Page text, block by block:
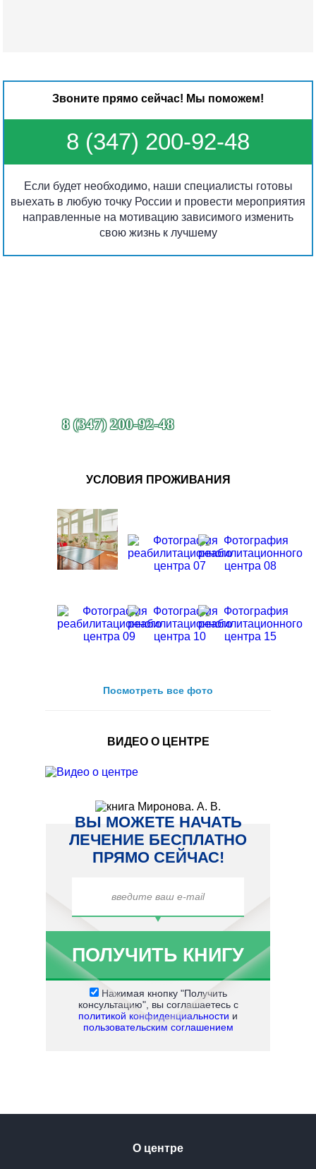
Звоните прямо сейчас! Мы поможем!
8 (347) 200-92-48
Если будет необходимо, наши специалисты готовы
выехать в любую точку России и провести мероприятия
направленные на мотивацию зависимого изменить
свою жизнь к лучшему
8 (347) 200-92-48
УСЛОВИЯ ПРОЖИВАНИЯ
Посмотреть все фото
ВИДЕО О ЦЕНТРЕ
ВЫ МОЖЕТЕ НАЧАТЬ
ЛЕЧЕНИЕ БЕСПЛАТНО
ПРЯМО СЕЙЧАС!
Нажимая кнопку "Получить
консультацию", вы соглашаетесь с
политикой конфиденциальности и
пользовательским соглашением
О центре